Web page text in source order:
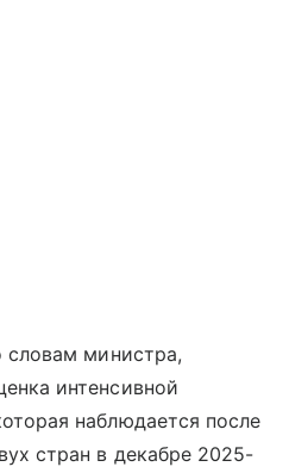
словам министра,
интенсивной
наблюдается после
стран в декабре 2025-